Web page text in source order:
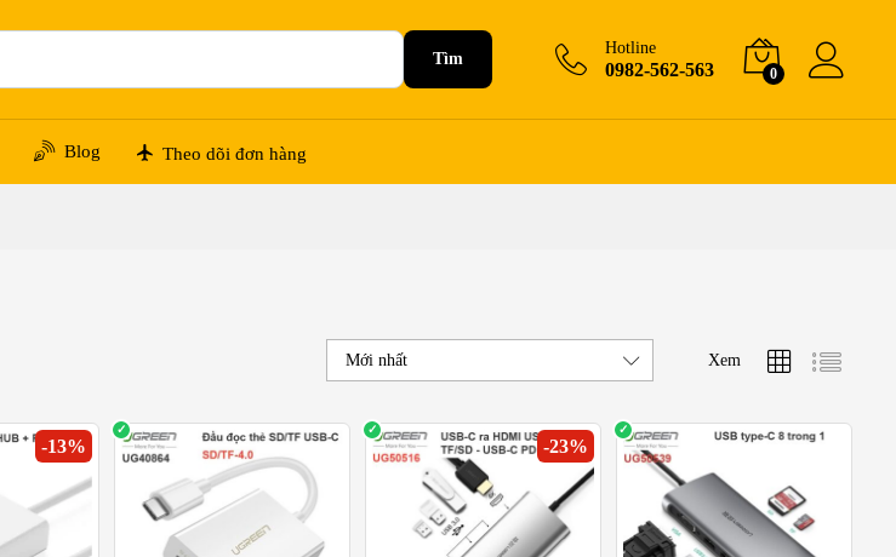
Tìm
Hotline
0982-562-563 0
Blog Theo dõi đơn hàng
Xem
Mới nhất
-13% -23%